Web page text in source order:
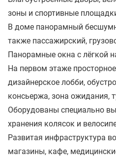
зоны и спортивные
В доме панорамный
также пассажирский,
Панорамные окна с лёгкой
На первом этаже
дизайнерское лобби,
консьержа, зона ожидания,
Оборудованы специально
хранения колясок и
Развитая инфраструктура
магазины, кафе,